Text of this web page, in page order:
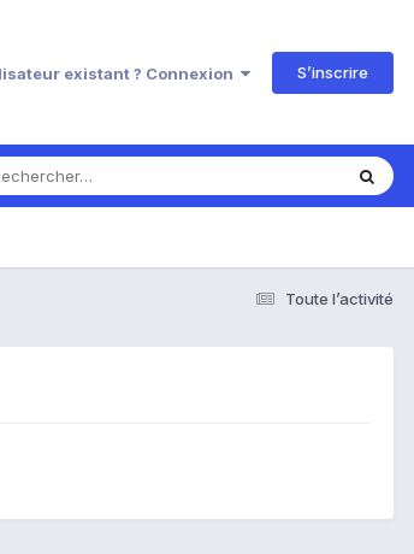
existant ? Connexion S’inscrire
Toute l’activité